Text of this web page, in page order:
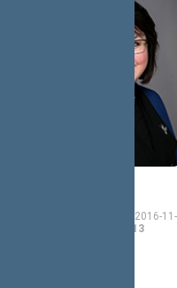
Seimo narė nuo 2016-11-
iki 2020-11-13